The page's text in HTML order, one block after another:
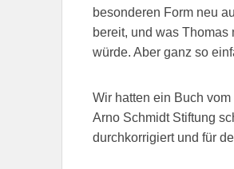
besonderen Form neu
bereit, und was Thomas
würde. Aber ganz so
Wir hatten ein Buch
Arno Schmidt Stiftung
durchkorrigiert und für